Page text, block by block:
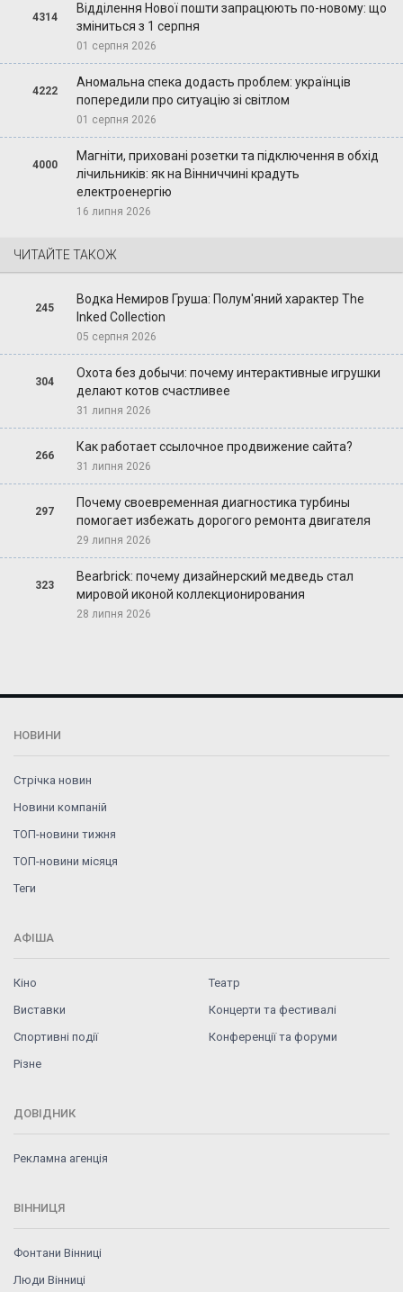
4314
Відділення Нової пошти запрацюють по-новому: що
зміниться з 1 серпня
01 серпня 2026
4222
Аномальна спека додасть проблем: українців
попередили про ситуацію зі світлом
01 серпня 2026
4000
Магніти, приховані розетки та підключення в обхід
лічильників: як на Вінниччині крадуть
електроенергію
16 липня 2026
ЧИТАЙТЕ ТАКОЖ
245
Водка Немиров Груша: Полум'яний характер The
Inked Collection
05 серпня 2026
304
Охота без добычи: почему интерактивные игрушки
делают котов счастливее
31 липня 2026
266
Как работает ссылочное продвижение сайта?
31 липня 2026
297
Почему своевременная диагностика турбины
помогает избежать дорогого ремонта двигателя
29 липня 2026
323
Bearbrick: почему дизайнерский медведь стал
мировой иконой коллекционирования
28 липня 2026
НОВИНИ
Стрічка новин
Новини компаній
ТОП-новини тижня
ТОП-новини місяця
Теги
АФІША
Кіно
Театр
Виставки
Концерти та фестивалі
Спортивні події
Конференції та форуми
Різне
ДОВІДНИК
Рекламна агенція
ВІННИЦЯ
Фонтани Вінниці
Люди Вінниці